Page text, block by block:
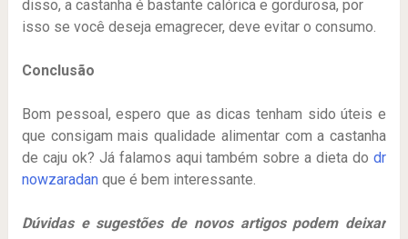
disso, a castanha é bastante calórica e gordurosa, por
isso se você deseja emagrecer, deve evitar o consumo.
Conclusão
Bom pessoal, espero que as dicas tenham sido úteis e
que consigam mais qualidade alimentar com a castanha
de caju ok? Já falamos aqui também sobre a dieta dodr
nowzaradanque é bem interessante.
Dúvidas e sugestões de novos artigos podem deixar